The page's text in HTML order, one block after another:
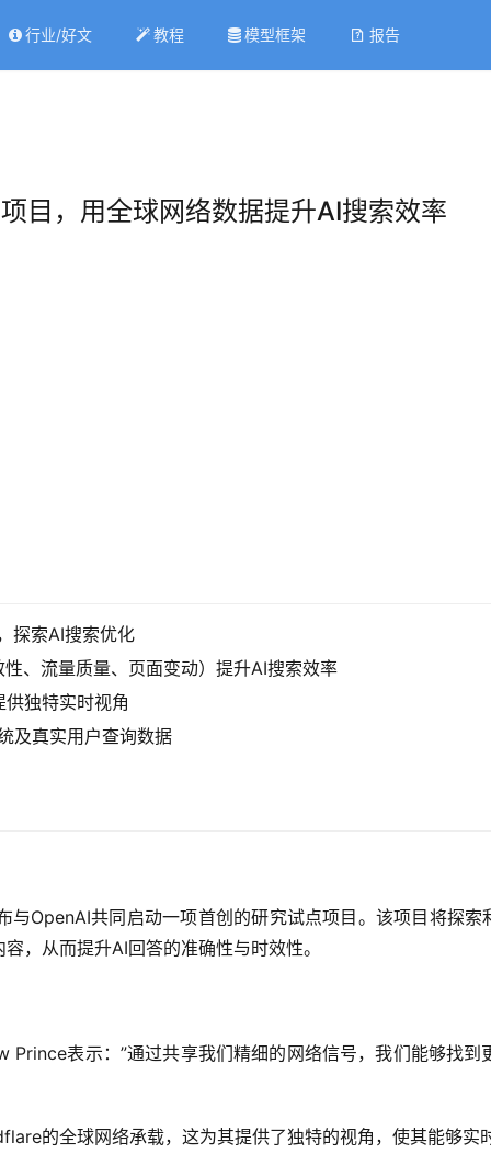
行业/好文 教程 模型框架 报告
目，用全球网络数据提升AI搜索效率
探索AI搜索优化
、流量质量、页面变动）提升AI搜索效率
独特实时视角
及真实用户查询数据
OpenAI共同启动一项首创的研究试点项目。该项目将探
，从而提升AI回答的准确性与时效性。
表示：”通过共享我们精细的网络信号，我们能够找
的全球网络承载，这为其提供了独特的视角，使其能够实